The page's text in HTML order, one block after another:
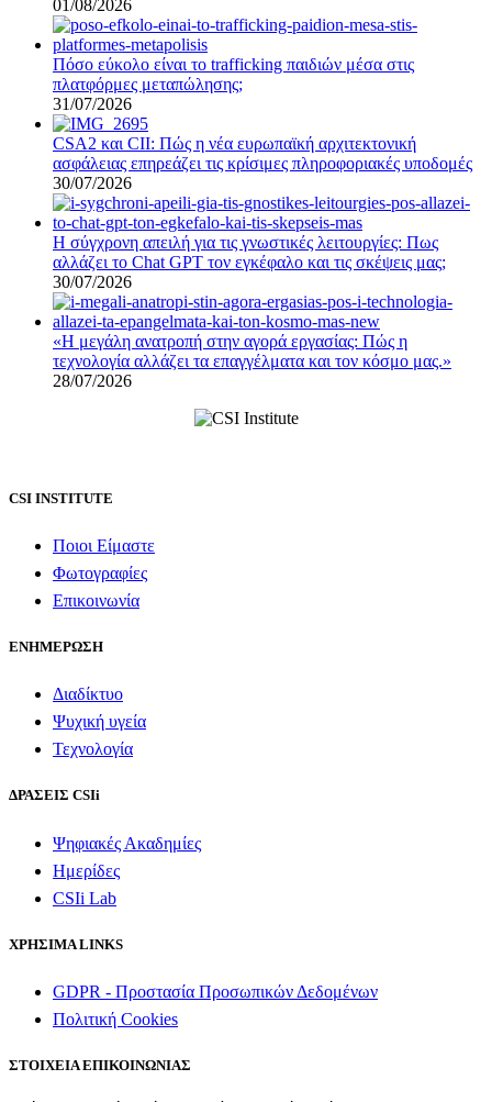
01/08/2026
Πόσο εύκολο είναι το trafficking παιδιών μέσα στις
πλατφόρμες μεταπώλησης;
31/07/2026
CSA2 και CII: Πώς η νέα ευρωπαϊκή αρχιτεκτονική
ασφάλειας επηρεάζει τις κρίσιμες πληροφοριακές υποδομές
30/07/2026
Η σύγχρονη απειλή για τις γνωστικές λειτουργίες: Πως
αλλάζει το Chat GPT τον εγκέφαλο και τις σκέψεις μας;
30/07/2026
«Η μεγάλη ανατροπή στην αγορά εργασίας: Πώς η
τεχνολογία αλλάζει τα επαγγέλματα και τον κόσμο μας.»
28/07/2026
CSI INSTITUTE
Ποιοι Είμαστε
Φωτογραφίες
Επικοινωνία
ΕΝΗΜΕΡΩΣΗ
Διαδίκτυο
Ψυχική υγεία
Τεχνολογία
ΔΡΑΣΕΙΣ CSIi
Ψηφιακές Ακαδημίες
Ημερίδες
CSIi Lab
ΧΡΗΣΙΜΑ LINKS
GDPR - Προστασία Προσωπικών Δεδομένων
Πολιτική Cookies
ΣΤΟΙΧΕΙΑ ΕΠΙΚΟΙΝΩΝΙΑΣ